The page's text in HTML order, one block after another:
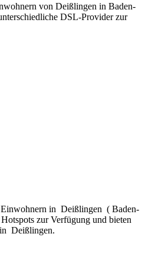
von Deißlingen in Baden-
DSL-Provider zur
Einwohnern in Deißlingen ( Baden-
zur Verfügung und bieten
Deißlingen.